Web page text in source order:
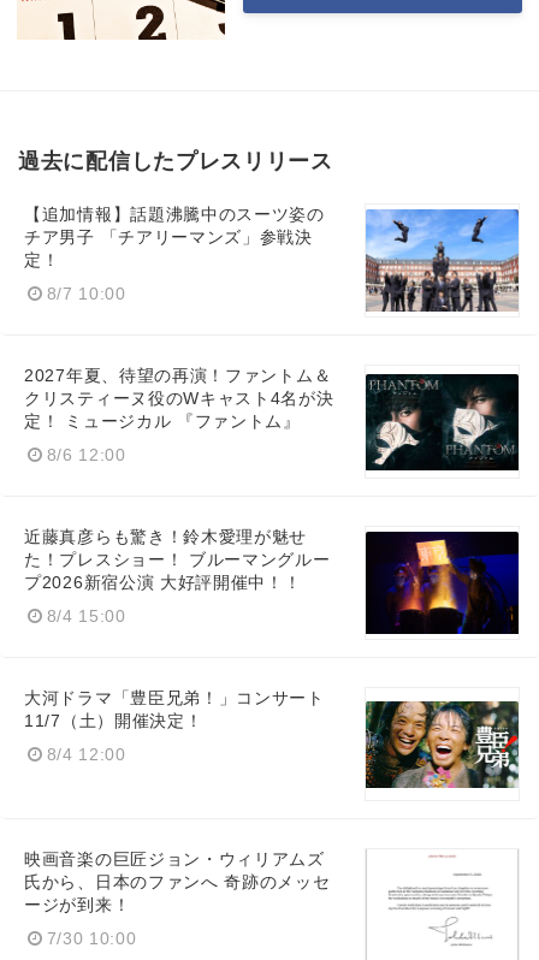
過去に配信したプレスリリース
【追加情報】話題沸騰中のスーツ姿の
チア男子 「チアリーマンズ」参戦決
定！
8/7 10:00
2027年夏、待望の再演！ファントム＆
クリスティーヌ役のWキャスト4名が決
定！ ミュージカル 『ファントム』
8/6 12:00
近藤真彦らも驚き！鈴木愛理が魅せ
た！プレスショー！ ブルーマングルー
プ2026新宿公演 大好評開催中！！
8/4 15:00
大河ドラマ「豊臣兄弟！」コンサート
11/7（土）開催決定！
8/4 12:00
映画音楽の巨匠ジョン・ウィリアムズ
氏から、日本のファンへ 奇跡のメッセ
ージが到来！
7/30 10:00